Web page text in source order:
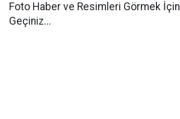
Foto Haber ve Resimleri Görmek
Geçiniz...